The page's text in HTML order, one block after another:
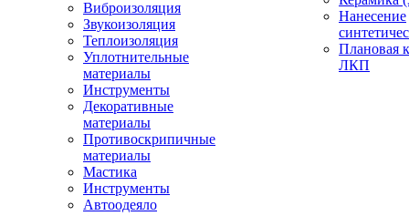
Виброизоляция
Звукоизоляция
Теплоизоляция
Уплотнительные
материалы
Инструменты
Декоративные
материалы
Противоскрипичные
материалы
Мастика
Инструменты
Автоодеяло
Нанесение
Плановая
ЛКП